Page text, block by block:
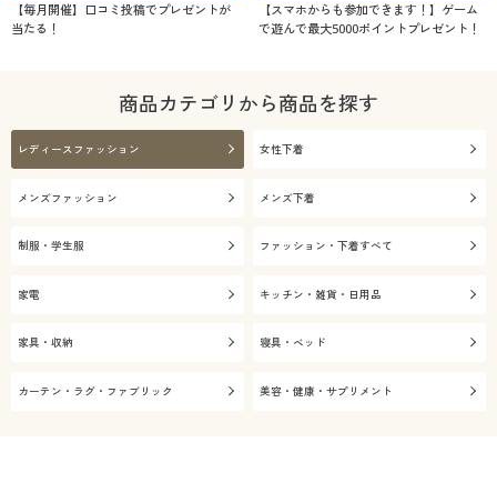
【毎月開催】口コミ投稿でプレゼントが
当たる！
【スマホからも参加できます！】ゲーム
で遊んで最大5000ポイントプレゼント！
商品カテゴリから商品を探す
レディースファッション 女性下着
メンズファッション メンズ下着
制服・学生服 ファッション・下着すべて
家電 キッチン・雑貨・日用品
家具・収納 寝具・ベッド
カーテン・ラグ・ファブリック 美容・健康・サプリメント